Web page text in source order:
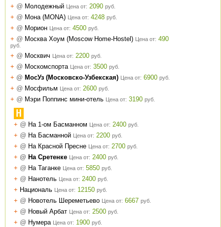
+ @ Молодежный Цена от: 2090 руб.
+ @ Мона (MONA) Цена от: 4248 руб.
+ @ Морион Цена от: 4500 руб.
+ @ Москва Хоум (Moscow Home-Hostel) Цена от: 490
руб.
+ @ Москвич Цена от: 2200 руб.
+ @ Москомспорта Цена от: 3500 руб.
+ @ МосУз (Московско-Узбекская) Цена от: 6900 руб.
+ @ Мосфильм Цена от: 2600 руб.
+ @ Мэри Поппинс мини-отель Цена от: 3190 руб.
Н
+ @ На 1-ом Басманном Цена от: 2400 руб.
+ @ На Басманной Цена от: 2200 руб.
+ @ На Красной Пресне Цена от: 2700 руб.
+ @ На Сретенке Цена от: 2400 руб.
+ @ На Таганке Цена от: 5850 руб.
+ @ Нанотель Цена от: 2400 руб.
+ Националь Цена от: 12150 руб.
+ @ Новотель Шереметьево Цена от: 6667 руб.
+ @ Новый Арбат Цена от: 2500 руб.
+ @ Нумера Цена от: 1900 руб.